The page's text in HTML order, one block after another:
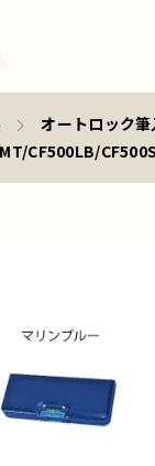
オートロック
CF500LB/